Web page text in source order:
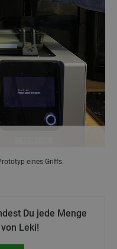
eines Griffs.
Du jede Menge
Leki!